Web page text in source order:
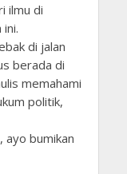
ilmu di
di jalan
berada di
memahami
politik,
ayo bumikan